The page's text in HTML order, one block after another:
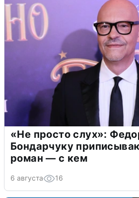
«Не просто слух»:
Бондарчуку
роман — с кем
6 августа 16